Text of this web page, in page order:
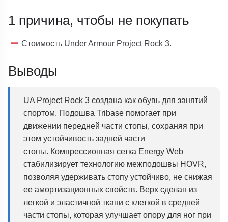
1 причина, чтобы не покупать
Стоимость Under Armour Project Rock 3.
Выводы
UA Project Rock 3 создана как обувь для занятий
спортом. Подошва Tribase помогает при
движении передней части стопы, сохраняя при
этом устойчивость задней части
стопы. Компрессионная сетка Energy Web
стабилизирует технологию межподошвы HOVR,
позволяя удерживать стопу устойчиво, не снижая
ее амортизационных свойств. Верх сделан из
легкой и эластичной ткани с клеткой в ​​средней
части стопы, которая улучшает опору для ног при